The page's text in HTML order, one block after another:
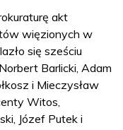
akt
więzionych w
się sześciu
Barlicki, Adam
i Mieczysław
Witos,
Józef Putek i